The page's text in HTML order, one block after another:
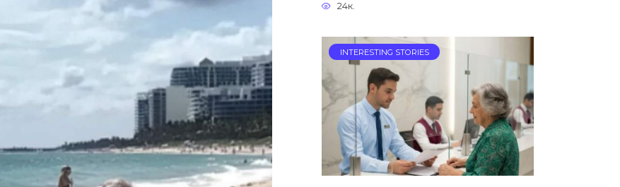
24к.
INTERESTING STORIES